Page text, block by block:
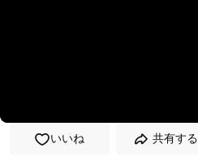
いいね 共有する